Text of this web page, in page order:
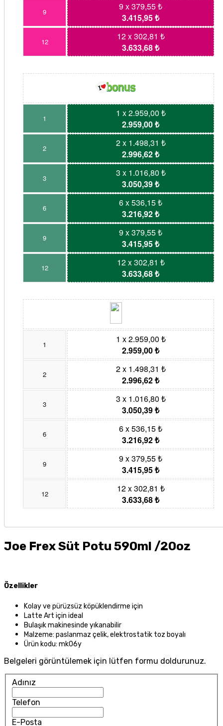
9
9 x 379,55 ₺
3.415,95 ₺
12
12 x 302,81 ₺
3.633,68 ₺
1
1 x 2.959,00 ₺
2.959,00 ₺
2
2 x 1.498,31 ₺
2.996,62 ₺
3
3 x 1.016,80 ₺
3.050,39 ₺
6
6 x 536,15 ₺
3.216,92 ₺
9
9 x 379,55 ₺
3.415,95 ₺
12
12 x 302,81 ₺
3.633,68 ₺
1
1 x 2.959,00 ₺
2.959,00 ₺
2
2 x 1.498,31 ₺
2.996,62 ₺
3
3 x 1.016,80 ₺
3.050,39 ₺
6
6 x 536,15 ₺
3.216,92 ₺
9
9 x 379,55 ₺
3.415,95 ₺
12
12 x 302,81 ₺
3.633,68 ₺
Joe Frex Süt Potu 590ml /20oz
Özellikler
Kolay ve pürüzsüz köpüklendirme için
Latte Art için ideal
Bulaşık makinesinde yıkanabilir
Malzeme: paslanmaz çelik, elektrostatik toz boyalı
Ürün kodu: mk06y
Belgeleri görüntülemek için lütfen formu doldurunuz.
Adınız
Telefon
E-Posta